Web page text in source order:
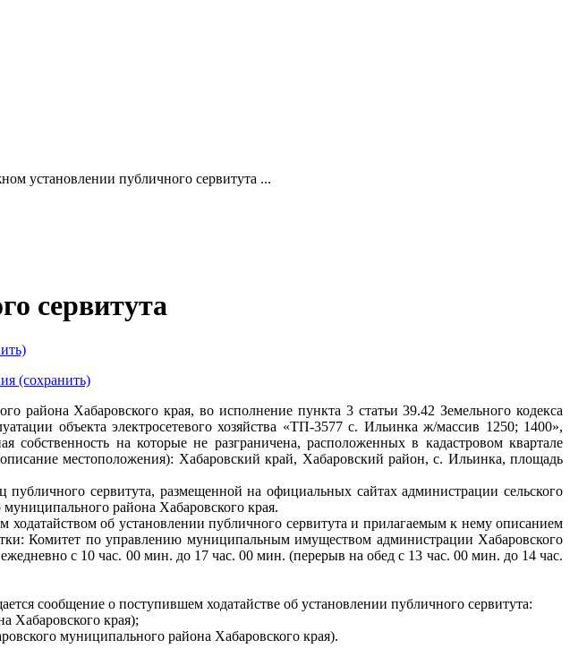
установлении публичного сервитута ...
сервитута
(сохранить)
Хабаровского края, во исполнение пункта 3 статьи 39.42 Земельного кодекса
объекта электросетевого хозяйства «ТП-3577 с. Ильинка ж/массив 1250; 1400»,
собственность на которые не разграничена, расположенных в кадастровом квартале
местоположения): Хабаровский край, Хабаровский район, с. Ильинка, площадь
сервитута, размещенной на официальных сайтах администрации сельского
района Хабаровского края.
об установлении публичного сервитута и прилагаемым к нему описанием
Комитет по управлению муниципальным имуществом администрации Хабаровского
с 10 час. 00 мин. до 17 час. 00 мин. (перерыв на обед с 13 час. 00 мин. до 14 час.
сообщение о поступившем ходатайстве об установлении публичного сервитута:
Хабаровского края);
муниципального района Хабаровского края).